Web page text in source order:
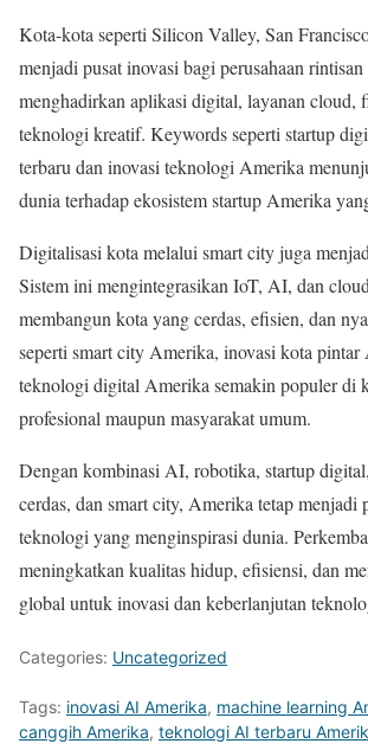
Kota-kota seperti Silicon Valley, San
menjadi pusat inovasi bagi perusahaan
menghadirkan aplikasi digital, layanan cloud,
teknologi kreatif. Keywords seperti startup
terbaru dan inovasi teknologi Amerika
dunia terhadap ekosistem startup Amerika
Digitalisasi kota melalui smart city juga
Sistem ini mengintegrasikan IoT, AI, dan
membangun kota yang cerdas, efisien, dan
seperti smart city Amerika, inovasi kota pintar
teknologi digital Amerika semakin populer di
profesional maupun masyarakat umum.
Dengan kombinasi AI, robotika, startup
cerdas, dan smart city, Amerika tetap menjadi
teknologi yang menginspirasi dunia.
meningkatkan kualitas hidup, efisiensi, dan
global untuk inovasi dan keberlanjutan
Categories: Uncategorized
Tags: inovasi AI Amerika, machine learning
canggih Amerika, teknologi AI terbaru